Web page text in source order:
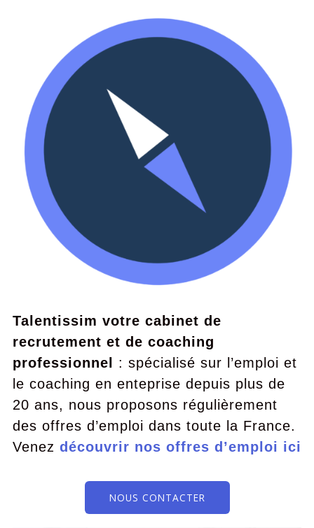
Talentissim votre cabinet de
recrutement et de coaching
professionnel
: spécialisé sur l’emploi et
le coaching en enteprise depuis plus de
20 ans, nous proposons régulièrement
des offres d’emploi dans toute la France.
Venez découvrir nos offres d’emploi ici
NOUS CONTACTER